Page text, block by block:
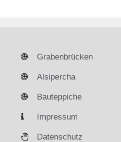
Grabenbrücken
Alsipercha
Bauteppiche
Impressum
Datenschutz